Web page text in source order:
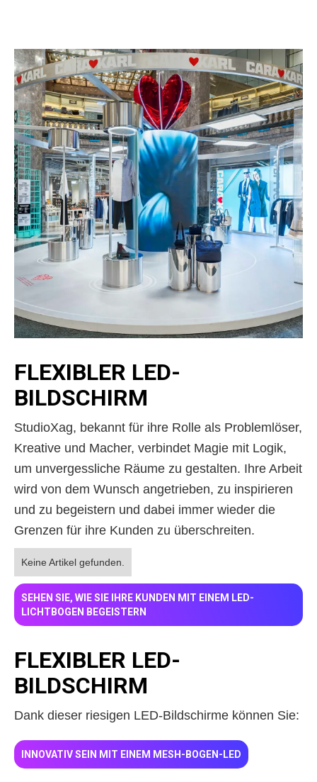
FLEXIBLER LED-
BILDSCHIRM
StudioXag, bekannt für ihre Rolle als Problemlöser,
Kreative und Macher, verbindet Magie mit Logik,
um unvergessliche Räume zu gestalten. Ihre Arbeit
wird von dem Wunsch angetrieben, zu inspirieren
und zu begeistern und dabei immer wieder die
Grenzen für ihre Kunden zu überschreiten.
Keine Artikel gefunden.
SEHEN SIE, WIE SIE IHRE KUNDEN MIT EINEM LED-
LICHTBOGEN BEGEISTERN
FLEXIBLER LED-
BILDSCHIRM
Dank dieser riesigen LED-Bildschirme können Sie:
INNOVATIV SEIN MIT EINEM MESH-BOGEN-LED